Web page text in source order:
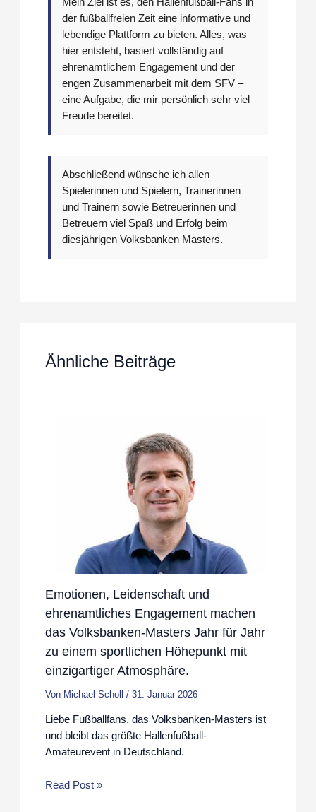
Mein Ziel ist es, den Hallenfußball-Fans in
der fußballfreien Zeit eine informative und
lebendige Plattform zu bieten. Alles, was
hier entsteht, basiert vollständig auf
ehrenamtlichem Engagement und der
engen Zusammenarbeit mit dem SFV –
eine Aufgabe, die mir persönlich sehr viel
Freude bereitet.
Abschließend wünsche ich allen
Spielerinnen und Spielern, Trainerinnen
und Trainern sowie Betreuerinnen und
Betreuern viel Spaß und Erfolg beim
diesjährigen Volksbanken Masters.
Ähnliche Beiträge
Emotionen, Leidenschaft und
ehrenamtliches Engagement machen
das Volksbanken-Masters Jahr für Jahr
zu einem sportlichen Höhepunkt mit
einzigartiger Atmosphäre.
Von Michael Scholl/31. Januar 2026
Liebe Fußballfans, das Volksbanken-Masters ist
und bleibt das größte Hallenfußball-
Amateurevent in Deutschland.
Read Post »